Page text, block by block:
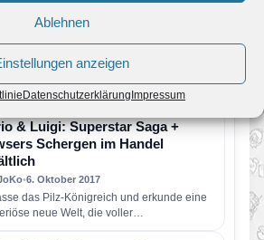
Ablehnen
anzeigen
DatenschutzerklärungImpressum
zu Mario & Luigi: Superstar
8. Oktober 2017
uns intensiv mit dem 3DS-Spiel Mario
Superstar Saga + Bowsers Schergen
Ob Nintendo…
& Luigi: Superstar Saga +
Schergen im Handel
•6. Oktober 2017
das Pilz-Königreich und erkunde eine
neue Welt, die voller
steckt – in Mario & Luigi:…